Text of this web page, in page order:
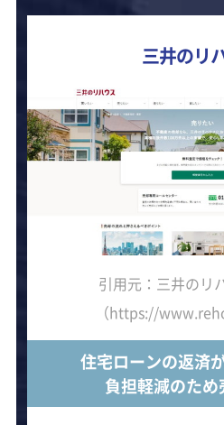
三井のリ
引用元：三井のリ
（https://
住宅ローンの返済
負担軽減のた